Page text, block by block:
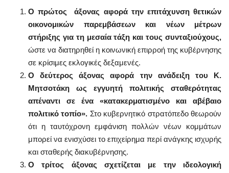
Ο πρώτος άξονας αφορά την επιτάχυνση θετικών
οικονομικών παρεμβάσεων και νέων μέτρων
στήριξης για τη μεσαία τάξη και τους συνταξιούχους,
ώστε να διατηρηθεί η κοινωνική επιρροή της κυβέρνησης
σε κρίσιμες εκλογικές δεξαμενές.
Ο δεύτερος άξονας αφορά την ανάδειξη του Κ.
Μητσοτάκη ως εγγυητή πολιτικής σταθερότητας
απέναντι σε ένα «κατακερματισμένο και αβέβαιο
πολιτικό τοπίο». Στο κυβερνητικό στρατόπεδο θεωρούν
ότι η ταυτόχρονη εμφάνιση πολλών νέων κομμάτων
μπορεί να ενισχύσει το επιχείρημα περί ανάγκης ισχυρής
και σταθερής διακυβέρνησης.
Ο τρίτος άξονας σχετίζεται με την ιδεολογική